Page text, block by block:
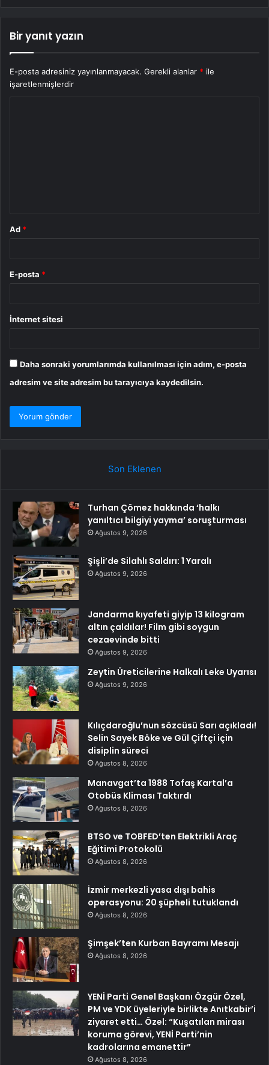
Bir yanıt yazın
E-posta adresiniz yayınlanmayacak. Gerekli alanlar * ile
işaretlenmişlerdir
Ad *
E-posta *
İnternet sitesi
Daha sonraki yorumlarımda kullanılması için adım, e-posta
adresim ve site adresim bu tarayıcıya kaydedilsin.
Son Eklenen
Turhan Çömez hakkında ‘halkı
yanıltıcı bilgiyi yayma’ soruşturması
Ağustos 9, 2026
Şişli’de Silahlı Saldırı: 1 Yaralı
Ağustos 9, 2026
Jandarma kıyafeti giyip 13 kilogram
altın çaldılar! Film gibi soygun
cezaevinde bitti
Ağustos 9, 2026
Zeytin Üreticilerine Halkalı Leke Uyarısı
Ağustos 9, 2026
Kılıçdaroğlu’nun sözcüsü Sarı açıkladı!
Selin Sayek Böke ve Gül Çiftçi için
disiplin süreci
Ağustos 8, 2026
Manavgat’ta 1988 Tofaş Kartal’a
Otobüs Kliması Taktırdı
Ağustos 8, 2026
BTSO ve TOBFED’ten Elektrikli Araç
Eğitimi Protokolü
Ağustos 8, 2026
İzmir merkezli yasa dışı bahis
operasyonu: 20 şüpheli tutuklandı
Ağustos 8, 2026
Şimşek’ten Kurban Bayramı Mesajı
Ağustos 8, 2026
YENİ Parti Genel Başkanı Özgür Özel,
PM ve YDK üyeleriyle birlikte Anıtkabir’i
ziyaret etti… Özel: “Kuşatılan mirası
koruma görevi, YENİ Parti’nin
kadrolarına emanettir”
Ağustos 8, 2026